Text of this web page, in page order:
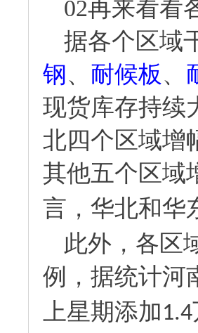
02再来看看
据各个区域
钢、 耐候板、
现货库存持续
北四个区域增
其他五个区域
言，华北和华
此外，各区
例，据统计河
上星期添加1.4